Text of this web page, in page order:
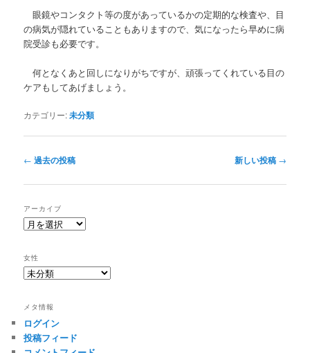
眼鏡やコンタクト等の度があっているかの定期的な検査や、目
の病気が隠れていることもありますので、気になったら早めに病
院受診も必要です。
何となくあと回しになりがちですが、頑張ってくれている目の
ケアもしてあげましょう。
カテゴリー:未分類
投
ナ
ゲ
ー
ョ
ン
← 過去の投稿 新しい投稿 →
アーカイブ
ア
イ
ブ
女性
女
メタ情報
ログイン
投稿フィード